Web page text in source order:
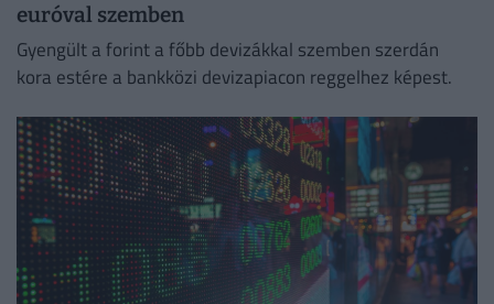
euróval szemben
Gyengült a forint a főbb devizákkal szemben szerdán
kora estére a bankközi devizapiacon reggelhez képest.